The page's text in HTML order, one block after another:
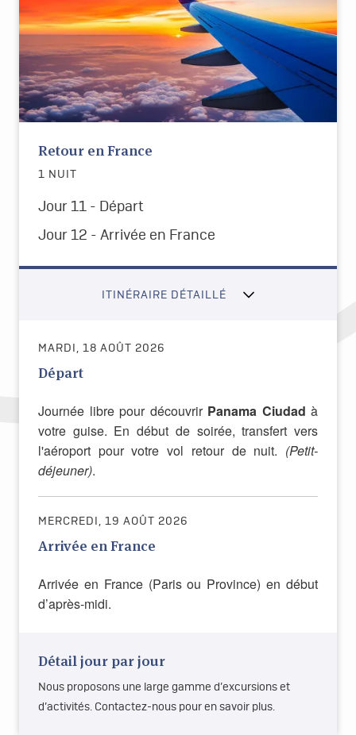
Retour en France
1 NUIT
Jour 11 - Départ
Jour 12 - Arrivée en France
ITINÉRAIRE DÉTAILLÉ
MARDI, 18 AOÛT 2026
Départ
Journée libre pour découvrir Panama Ciudad à
votre guise. En début de soirée, transfert vers
l'aéroport pour votre vol retour de nuit. (Petit-
déjeuner).
MERCREDI, 19 AOÛT 2026
Arrivée en France
Arrivée en France (Paris ou Province) en début
d’après-midi.
Détail jour par jour
Nous proposons une large gamme d’excursions et
d’activités. Contactez-nous pour en savoir plus.